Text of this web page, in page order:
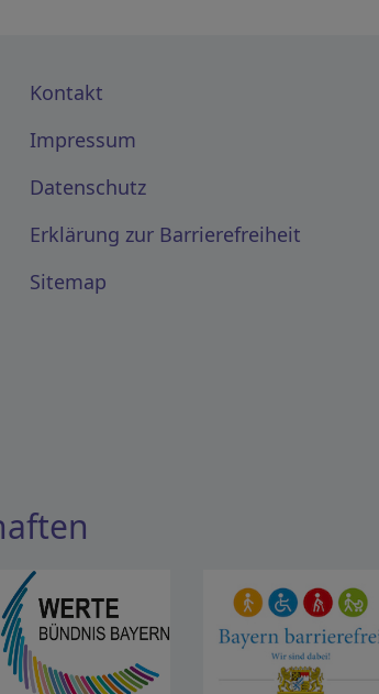
Kontakt
Impressum
Datenschutz
Erklärung zur Barrierefreiheit
Sitemap